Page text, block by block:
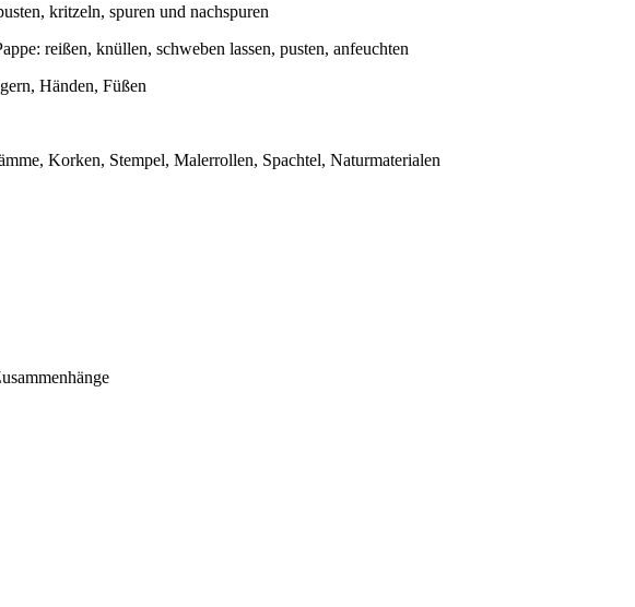
kritzeln, spuren und nachspuren
reißen, knüllen, schweben lassen, pusten, anfeuchten
Händen, Füßen
Korken, Stempel, Malerrollen, Spachtel, Naturmaterialen